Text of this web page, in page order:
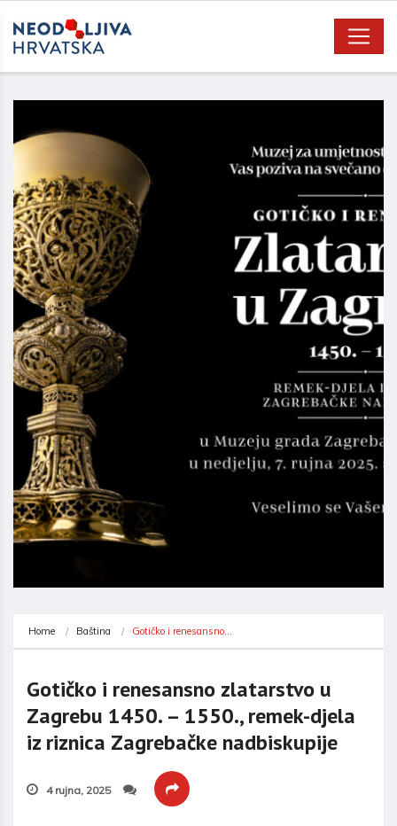
Home Baština Gotičko i renesansno…
Gotičko i renesansno zlatarstvo u
Zagrebu 1450. – 1550., remek-djela
iz riznica Zagrebačke nadbiskupije
4 rujna, 2025